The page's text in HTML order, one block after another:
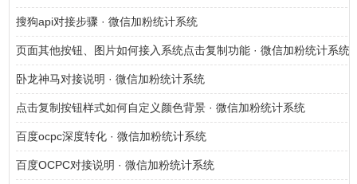
搜狗api对接步骤 · 微信加粉统计系统
页面其他按钮、图片如何接入系统点击复制功能 · 微信加粉统计系统
卧龙神马对接说明 · 微信加粉统计系统
点击复制按钮样式如何自定义颜色背景 · 微信加粉统计系统
百度ocpc深度转化 · 微信加粉统计系统
百度OCPC对接说明 · 微信加粉统计系统